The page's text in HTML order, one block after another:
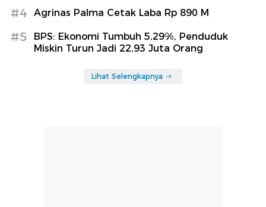
#4 Agrinas Palma Cetak Laba Rp 890 M
#5
BPS: Ekonomi Tumbuh 5,29%, Penduduk
Miskin Turun Jadi 22,93 Juta Orang
Lihat Selengkapnya